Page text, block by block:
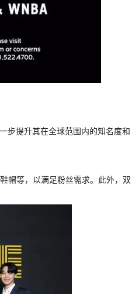
步提升其在全球范围内的知名度和
帽等，以满足粉丝需求。此外，双